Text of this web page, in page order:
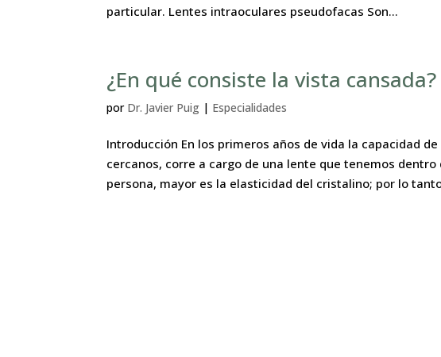
particular. Lentes intraoculares pseudofacas Son...
¿En qué consiste la vista cansada?
por Dr. Javier Puig | Especialidades
Introducción En los primeros años de vida la capacidad
cercanos, corre a cargo de una lente que tenemos
persona, mayor es la elasticidad del cristalino; por lo